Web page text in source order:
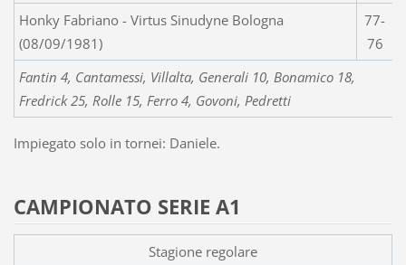
Honky Fabriano - Virtus Sinudyne Bologna
(08/09/1981)
77-
76
Fantin 4, Cantamessi, Villalta, Generali 10, Bonamico 18,
Fredrick 25, Rolle 15, Ferro 4, Govoni, Pedretti
Impiegato solo in tornei: Daniele.
CAMPIONATO SERIE A1
Stagione regolare